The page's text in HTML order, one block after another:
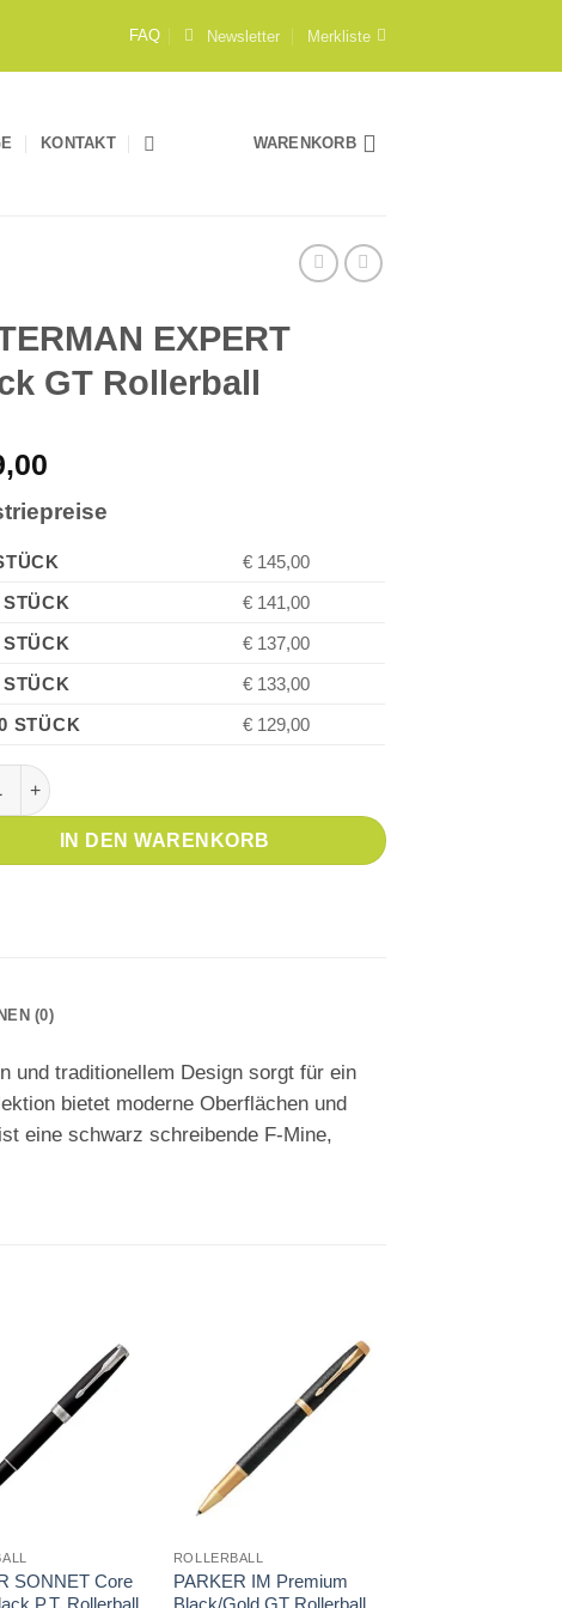
FAQ Newsletter Merkliste
KONTAKT WARENKORB
EXPERT
GT Rollerball
€ 145,00
€ 141,00
€ 137,00
€ 133,00
STÜCK
€ 129,00
EXPERT Black GT Rollerball Menge
IN DEN WARENKORB
(0)
und traditionellem Design sorgt für ein
bietet moderne Oberflächen und
eine schwarz schreibende F-Mine,
Auf die
Merkliste
SONNET Core
Auf die
Merkliste
ROLLERBALL
PARKER IM Premium